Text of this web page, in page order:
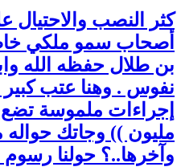
كثر النصب والاحتيال
أصحاب سمو ملكي
بن طلال حفظه الله
نفوس . وهنا عتب
إجراءات ملموسة تضع
مليون )) وجاتك
وآخرها..؟ حولنا